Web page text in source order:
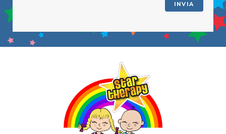
INVIA